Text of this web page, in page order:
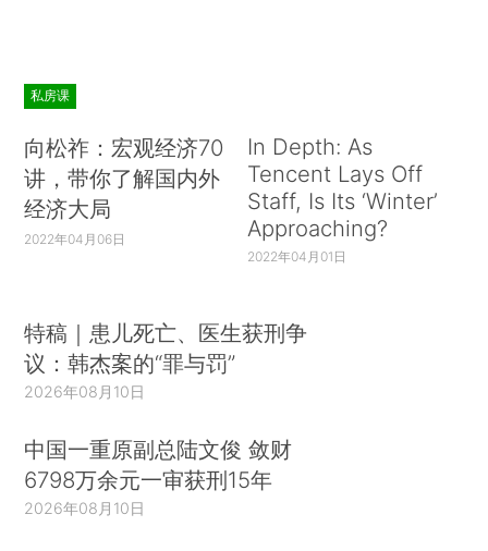
私房课
向松祚：宏观经济70
讲，带你了解国内外
经济大局
2022年04月06日
In Depth: As
Tencent Lays Off
Staff, Is Its ‘Winter’
Approaching?
2022年04月01日
特稿｜患儿死亡、医生获刑争
议：韩杰案的“罪与罚”
2026年08月10日
中国一重原副总陆文俊 敛财
6798万余元一审获刑15年
2026年08月10日